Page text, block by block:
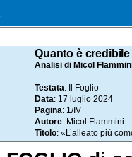
Quanto è
Analisi di Micol
Testata: Il Foglio
Data: 17 luglio 2024
Pagina: 1/IV
Autore: Micol Flammini
Titolo: «L’alleato più